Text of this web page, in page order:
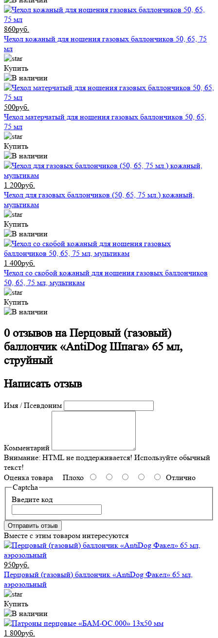
860руб.
Чехол кожаный для ношения газовых баллончиков 50, 65, 75
мл
Купить
500руб.
Чехол матерчатый для ношения газовых баллончиков 50, 65,
75 мл
Купить
1 200руб.
Чехол для газовых баллончиков (50, 65, 75 мл.) кожаный,
мультикам
Купить
1 400руб.
Чехол со скобой кожаный для ношения газовых баллончиков
50, 65, 75 мл, мультикам
Купить
0 отзывов наПерцовый (газовый)
баллончик «AntiDog Шпага» 65 мл,
струйный
Написать отзыв
Имя / Псевдоним
Комментарий
Внимание: HTML не поддерживается! Используйте обычный
текст!
Оценка товара Плохо
Отлично
Captcha
Введите код
Отправить отзыв
Вместе с этим товаром интересуются
950руб.
Перцовый (газовый) баллончик «AntiDog Факел» 65 мл,
аэрозольный
Купить
1 800руб.